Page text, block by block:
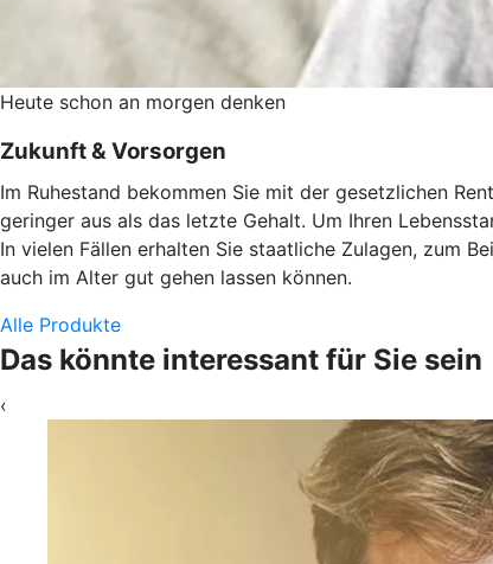
Heute schon an morgen denken
Zukunft & Vorsorgen
Im Ruhestand bekommen Sie mit der gesetzlichen
geringer aus als das letzte Gehalt. Um Ihren
In vielen Fällen erhalten Sie staatliche Zulagen, zum
auch im Alter gut gehen lassen können.
Alle Produkte
Das könnte interessant für Sie sein
‹